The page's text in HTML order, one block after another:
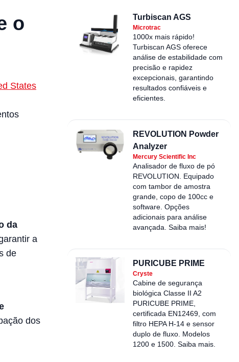
o
States
da
a
de
dos
Turbiscan AGS
Microtrac
1000x mais rápido!
Turbiscan AGS oferece
análise de estabilidade com
precisão e rapidez
excepcionais, garantindo
resultados confiáveis e
eficientes.
REVOLUTION Powder
Analyzer
Mercury Scientific Inc
Analisador de fluxo de pó
REVOLUTION. Equipado
com tambor de amostra
grande, copo de 100cc e
software. Opções
adicionais para análise
avançada. Saiba mais!
PURICUBE PRIME
Cryste
Cabine de segurança
biológica Classe II A2
PURICUBE PRIME,
certificada EN12469, com
filtro HEPA H-14 e sensor
duplo de fluxo. Modelos
1200 e 1500. Saiba mais.